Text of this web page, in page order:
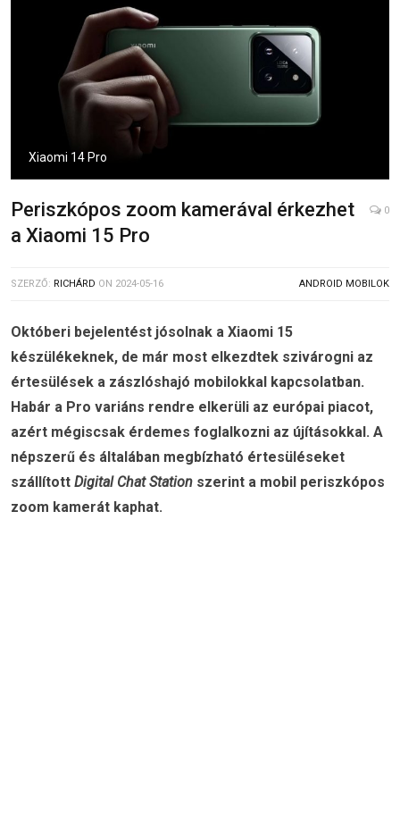
Xiaomi 14 Pro
Periszkópos zoom kamerával érkezhet
a Xiaomi 15 Pro
0
SZERZŐ: RICHÁRD ON 2024-05-16 ANDROID MOBILOK
Októberi bejelentést jósolnak a Xiaomi 15
készülékeknek, de már most elkezdtek szivárogni az
értesülések a zászlóshajó mobilokkal kapcsolatban.
Habár a Pro variáns rendre elkerüli az európai piacot,
azért mégiscsak érdemes foglalkozni az újításokkal. A
népszerű és általában megbízható értesüléseket
szállított Digital Chat Station szerint a mobil periszkópos
zoom kamerát kaphat.